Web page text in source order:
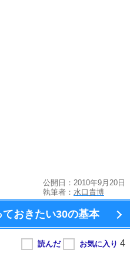
公開日：2010年9月20日
執筆者： 水口貴博
おきたい30の基本